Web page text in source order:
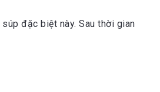
đặc biệt này. Sau thời gian